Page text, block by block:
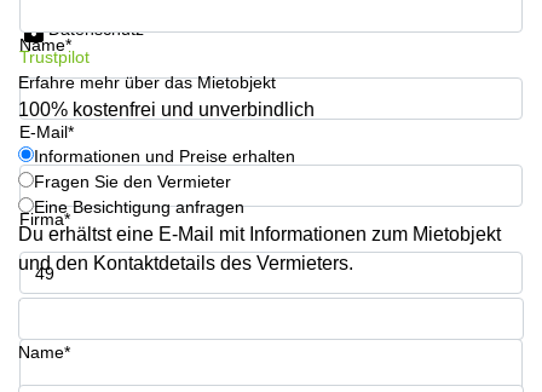
Name*
E-Mail*
Firma*
Telefon*
Datenschutz
Trustpilot
Erfahre mehr über das Mietobjekt
100% kostenfrei und unverbindlich
Informationen und Preise erhalten
Fragen Sie den Vermieter
Eine Besichtigung anfragen
Du erhältst eine E-Mail mit Informationen zum Mietobjekt
und den Kontaktdetails des Vermieters.
Name*